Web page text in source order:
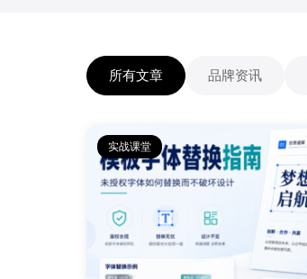
所有文章 品牌资讯
实战课堂